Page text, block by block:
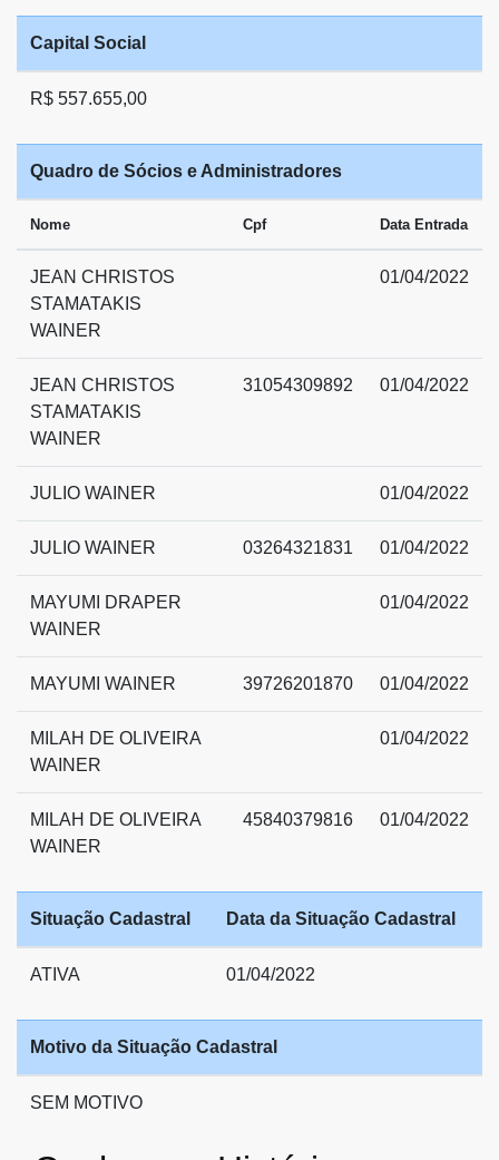
Capital Social
R$ 557.655,00
Quadro de Sócios e Administradores
Nome Cpf Data Entrada
JEAN CHRISTOS
STAMATAKIS
WAINER
01/04/2022
JEAN CHRISTOS
STAMATAKIS
WAINER
31054309892 01/04/2022
JULIO WAINER 01/04/2022
JULIO WAINER 03264321831 01/04/2022
MAYUMI DRAPER
WAINER
01/04/2022
MAYUMI WAINER 39726201870 01/04/2022
MILAH DE OLIVEIRA
WAINER
01/04/2022
MILAH DE OLIVEIRA
WAINER
45840379816 01/04/2022
Situação Cadastral Data da Situação Cadastral
ATIVA 01/04/2022
Motivo da Situação Cadastral
SEM MOTIVO